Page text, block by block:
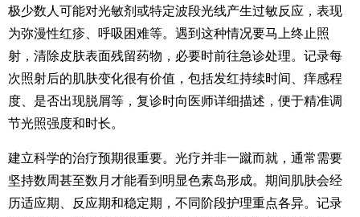
极少数人可能对光敏剂或特定波段光线产生过敏反应，表现
为弥漫性红疹、呼吸困难等。遇到这种情况要马上终止照
射，清除皮肤表面残留药物，必要时前往急诊处理。记录每
次照射后的肌肤变化很有价值，包括发红持续时间、痒感程
度、是否出现脱屑等，复诊时向医师详细描述，便于精准调
节光照强度和时长。
建立科学的治疗预期很重要。光疗并非一蹴而就，通常需要
坚持数周甚至数月才能看到明显色素岛形成。期间肌肤会经
历适应期、反应期和稳定期，不同阶段护理重点各异。记录